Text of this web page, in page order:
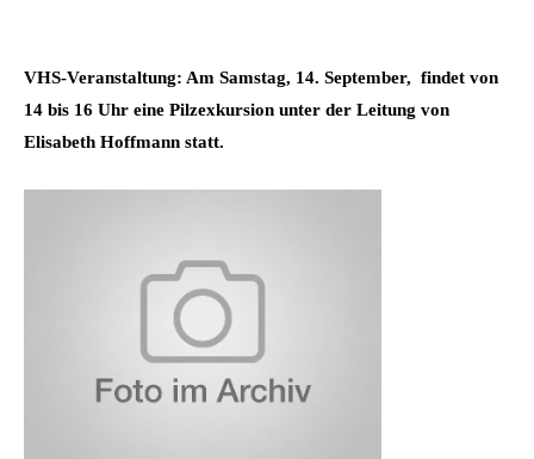
VHS-Veranstaltung: Am Samstag, 14. September, findet von
14 bis 16 Uhr eine Pilzexkursion unter der Leitung von
Elisabeth Hoffmann statt.